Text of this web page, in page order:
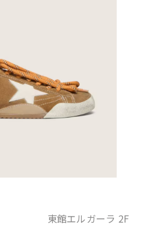
東館エルガーラ 2F